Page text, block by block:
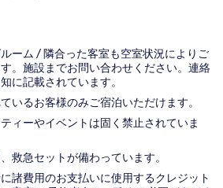
ーム / 隣合った客室も空室状況によりご
。施設までお問い合わせください。連絡
に記載されています。
いるお客様のみご宿泊いただけます。
ィーやイベントは固く禁止されていま
救急セットが備わっています。
諸費用のお支払いに使用するクレジット